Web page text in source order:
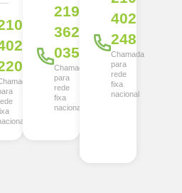
219
362
035
Chamada
para
rede
fixa
nacional
402
248
Chamada
para
rede
fixa
nacional